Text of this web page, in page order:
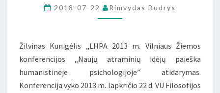
IDĖJŲ
PAIEŠKA
PSICHOLOGIJOJE”
2018-07-22 Rimvydas Budrys
Žilvinas Kunigėlis „LHPA 2013 m. Vilniaus Žiemos
konferencijos „Naujų atraminių idėjų paieška
humanistinėje psichologijoje” atidarymas.
Konferencija vyko 2013 m. lapkričio 22 d. VU Filosofijos